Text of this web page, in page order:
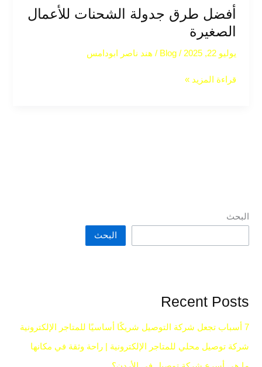
أفضل طرق جدولة الشحنات للأعمال
الصغيرة
يوليو 22, 2025 /
Blog
/ هند ناصر ابودامس
قراءة المزيد »
البحث
البحث
Recent Posts
7 أسباب تجعل شركة التوصيل شريكًا أساسيًا للمتاجر الإلكترونية
شركة توصيل محلي للمتاجر الإلكترونية | راحة وثقة في مكانها